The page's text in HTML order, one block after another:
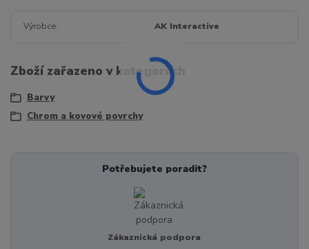
Výrobce AK Interactive
Zboží zařazeno v kategoriích
Barvy
Chrom a kovové povrchy
Potřebujete poradit?
Zákaznická podpora